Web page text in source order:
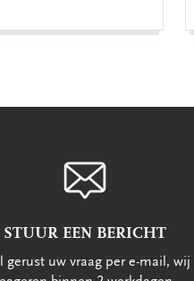
STUUR EEN BERICHT
gerust uw vraag per e-mail, wij